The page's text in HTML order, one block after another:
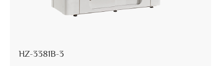
HZ-3381B-3